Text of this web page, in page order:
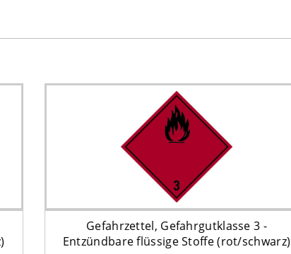
Gefahrzettel, Gefahrgutklasse 3 -
Entzündbare flüssige Stoffe (rot/schwarz)